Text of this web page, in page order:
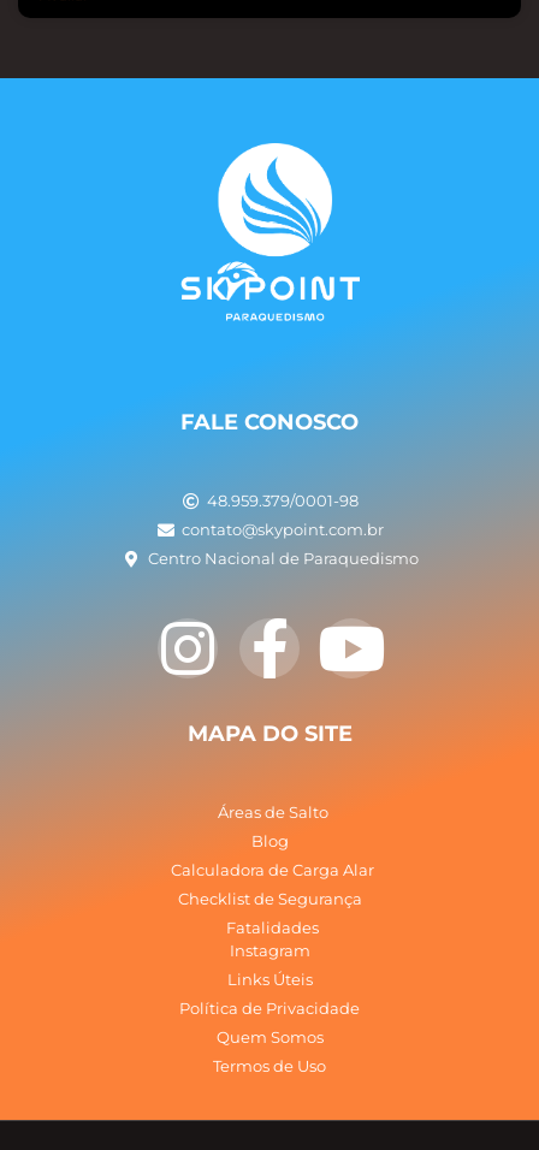
FALE CONOSCO
48.959.379/0001-98
contato@skypoint.com.br
Centro Nacional de Paraquedismo
I
n
s
a
g
r
a
m
F
a
c
e
b
o
o
k
-
Y
o
u
u
b
MAPA DO SITE
Áreas de Salto
Blog
Calculadora de Carga Alar
Checklist de Segurança
Fatalidades
Instagram
Links Úteis
Política de Privacidade
Quem Somos
Termos de Uso